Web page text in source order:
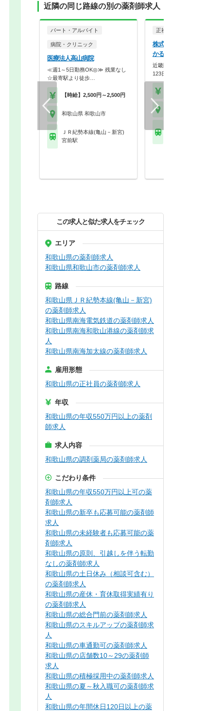
近隣の同じ路線の別の薬剤師求人
パート・アルバイト
病院・クリニック
医療法人高山病院
≪週1～5日勤務OK◎≫ 残業なし
☆最寄駅より徒歩…
【時給】2,500円～2,500円
和歌山県 和歌山市
ＪＲ紀勢本線(亀山－新宮)
宮前駅
正社員
株式会社メディカルかる
かるがも薬局 和歌山店
近畿圏に90店舗展開！年間
123日×スギHD母…
この求人と似た求人をチェック
エリア
和歌山県の薬剤師求人
和歌山県和歌山市の薬剤師求人
路線
和歌山県ＪＲ紀勢本線(亀山－新宮)
の薬剤師求人
和歌山県南海電気鉄道の薬剤師求人
和歌山県南海和歌山港線の薬剤師求
人
和歌山県南海加太線の薬剤師求人
雇用形態
和歌山県の正社員の薬剤師求人
年収
和歌山県の年収550万円以上の薬剤
師求人
求人内容
和歌山県の調剤薬局の薬剤師求人
こだわり条件
和歌山県の年収550万円以上可の薬
剤師求人
和歌山県の新卒も応募可能の薬剤師
求人
和歌山県の未経験者も応募可能の薬
剤師求人
和歌山県の原則、引越しを伴う転勤
なしの薬剤師求人
和歌山県の土日休み（相談可含む）
の薬剤師求人
和歌山県の産休・育休取得実績有り
の薬剤師求人
和歌山県の総合門前の薬剤師求人
和歌山県のスキルアップの薬剤師求
人
和歌山県の車通勤可の薬剤師求人
和歌山県の店舗数10～29の薬剤師
求人
和歌山県の積極採用中の薬剤師求人
和歌山県の夏～秋入職可の薬剤師求
人
和歌山県の年間休日120日以上の薬